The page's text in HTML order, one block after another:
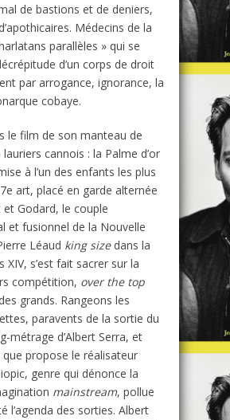
de bastions et de deniers,
Médecins de la
parallèles » qui se
d’un corps de droit
par arrogance, ignorance, la
cobaye.
le film de son manteau de
cannois : la Palme d’or
à l’un des enfants les plus
art, placé en garde alternée
Godard, le couple
et fusionnel de la Nouvelle
Léaud king sizedans la
XIV, s’est fait sacrer sur la
compétition, over the top
grands. Rangeons les
paravents de la sortie du
métrage d’Albert Serra, et
propose le réalisateur
genre qui dénonce la
mainstream, pollue
l’agenda des sorties. Albert